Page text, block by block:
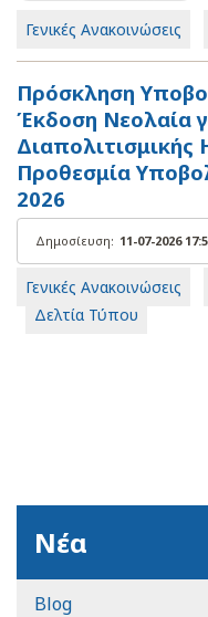
Γενικές Ανακοινώσεις
Πρόσκληση
Έκδοση Νεολαία
Διαπολιτισμικής
Προθεσμία
2026
Δημοσίευση: 11-07-2026
Γενικές Ανακοινώσεις
Δελτία Τύπου
Νέα
Blog